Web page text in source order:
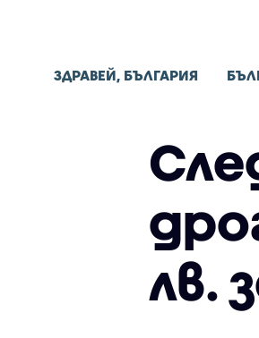
ЗДРАВЕЙ, БЪЛГАРИЯ
лв.